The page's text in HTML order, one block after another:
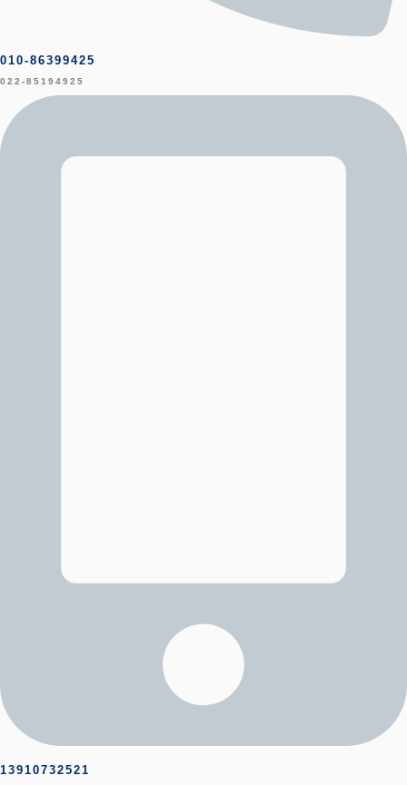
010-86399425
022-85194925
13910732521